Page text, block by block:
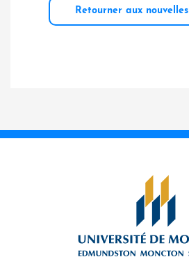
Retourner aux nouvelles